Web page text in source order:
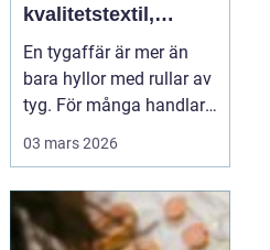
kvalitetstextil,
sömnad och
inredning
En tygaffär är mer än
bara hyllor med rullar av
tyg. För många handlar
händerna. I Göteborg
finns en lång tradition av
03 mars 2026